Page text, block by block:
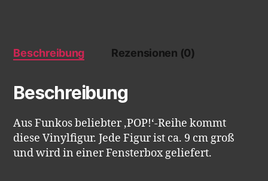
Beschreibung Rezensionen (0)
Beschreibung
Aus Funkos beliebter ‚POP!‘-Reihe kommt
diese Vinylfigur. Jede Figur ist ca. 9 cm groß
und wird in einer Fensterbox geliefert.